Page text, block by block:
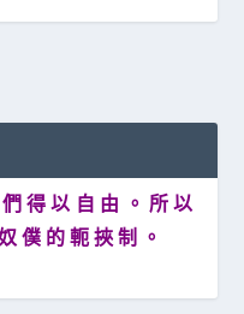
得 以 自 由 。 所 以
僕 的 軛 挾 制 。